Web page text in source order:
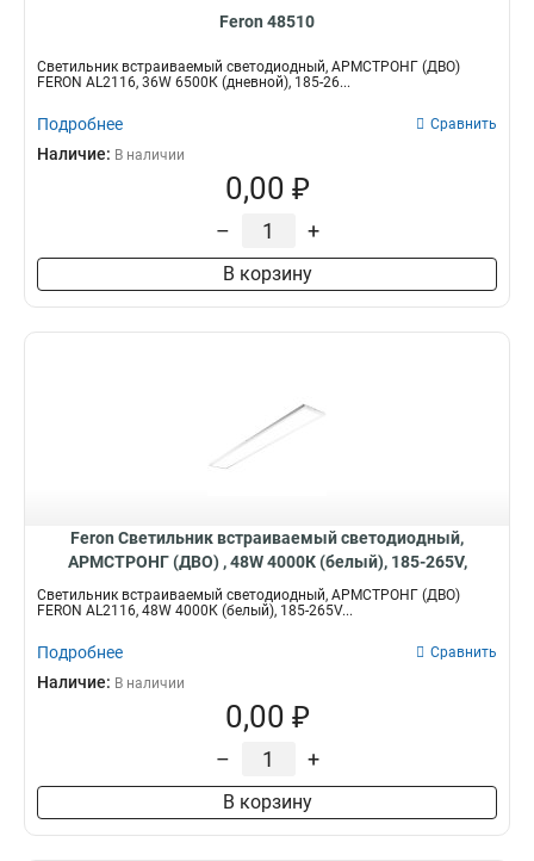
Feron 48510
Светильник встраиваемый светодиодный, АРМСТРОНГ (ДВО)
FERON AL2116, 36W 6500К (дневной), 185-26...
Подробнее Сравнить
Наличие: В наличии
0,00 ₽
– +
В корзину
Feron Светильник встраиваемый светодиодный,
АРМСТРОНГ (ДВО) , 48W 4000К (белый), 185-265V,
4500Lm, IP40, угол рассеивания 120°, 51422
Светильник встраиваемый светодиодный, АРМСТРОНГ (ДВО)
FERON AL2116, 48W 4000К (белый), 185-265V...
Подробнее Сравнить
Наличие: В наличии
0,00 ₽
– +
В корзину